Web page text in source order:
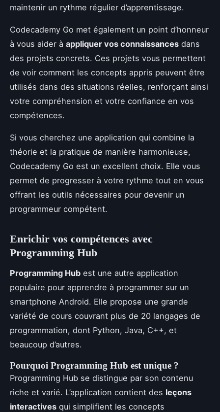
maintenir un rythme régulier d’apprentissage.
Codecademy Go met également un point d’honneur
à vous aider à appliquer vos connaissances dans
des projets concrets. Ces projets vous permettent
de voir comment les concepts appris peuvent être
utilisés dans des situations réelles, renforçant ainsi
votre compréhension et votre confiance en vos
compétences.
Si vous cherchez une application qui combine la
théorie et la pratique de manière harmonieuse,
Codecademy Go est un excellent choix. Elle vous
permet de progresser à votre rythme tout en vous
offrant les outils nécessaires pour devenir un
programmeur compétent.
Enrichir vos compétences avec
Programming Hub
Programming Hub est une autre application
populaire pour apprendre à programmer sur un
smartphone Android. Elle propose une grande
variété de cours couvrant plus de 20 langages de
programmation, dont Python, Java, C++, et
beaucoup d’autres.
Pourquoi Programming Hub est unique ?
Programming Hub se distingue par son contenu
riche et varié. L’application contient des leçons
interactives qui simplifient les concepts